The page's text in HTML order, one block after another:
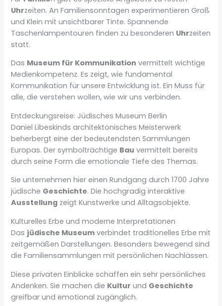
Uhrzeiten. An Familiensonntagen experimentieren Groß
und Klein mit unsichtbarer Tinte. Spannende
Taschenlampentouren finden zu besonderen Uhrzeiten
statt.
Das Museum für Kommunikation vermittelt wichtige
Medienkompetenz. Es zeigt, wie fundamental
Kommunikation für unsere Entwicklung ist. Ein Muss für
alle, die verstehen wollen, wie wir uns verbinden.
Entdeckungsreise: Jüdisches Museum Berlin
Daniel Libeskinds architektonisches Meisterwerk
beherbergt eine der bedeutendsten Sammlungen
Europas. Der symbolträchtige Bau vermittelt bereits
durch seine Form die emotionale Tiefe des Themas.
Sie unternehmen hier einen Rundgang durch 1700 Jahre
jüdische Geschichte. Die hochgradig interaktive
Ausstellung zeigt Kunstwerke und Alltagsobjekte.
Kulturelles Erbe und moderne Interpretationen
Das jüdische Museum verbindet traditionelles Erbe mit
zeitgemäßen Darstellungen. Besonders bewegend sind
die Familiensammlungen mit persönlichen Nachlässen.
Diese privaten Einblicke schaffen ein sehr persönliches
Andenken. Sie machen die Kultur und Geschichte
greifbar und emotional zugänglich.